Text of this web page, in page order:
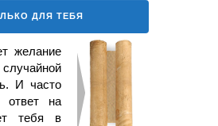
ДЛЯ ТЕБЯ
желание
И часто
ответ на
тебя в